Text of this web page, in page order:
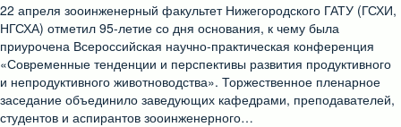
22 апреля зооинженерный факультет Нижегородского ГАТУ (ГСХИ,
НГСХА) отметил 95-летие со дня основания, к чему была
приурочена Всероссийская научно-практическая конференция
«Современные тенденции и перспективы развития продуктивного
и непродуктивного животноводства». Торжественное пленарное
заседание объединило заведующих кафедрами, преподавателей,
студентов и аспирантов зооинженерного…